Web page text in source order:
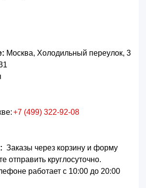
Москва, Холодильный переулок, 3
+7 (499) 322-92-08
Заказы через корзину и форму
отправить круглосуточно.
работает с 10:00 до 20:00